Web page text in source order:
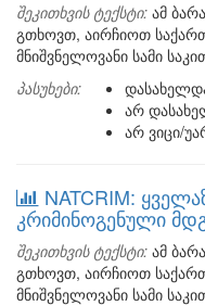
შეკითხვის ტექსტი: ამ
გთხოვთ, აირჩიოთ
მნიშვნელოვანი სამი
პასუხები:
არ
არ ვიცი/
NATCRIM:
კრიმინოგენული
შეკითხვის ტექსტი: ამ
გთხოვთ, აირჩიოთ
მნიშვნელოვანი სამი